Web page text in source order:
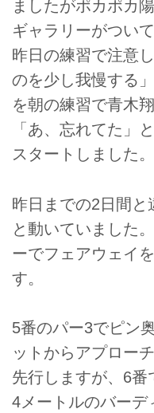
ましたがポカポカ
ギャラリーがつい
昨日の練習で注意
のを少し我慢する
を朝の練習で青木
「あ、忘れてた」
スタートしました。
昨日までの2日間と
と動いていました
ーでフェアウェイ
す。
5番のパー3でピン
ットからアプロー
先行しますが、6番
4メートルのバーデ